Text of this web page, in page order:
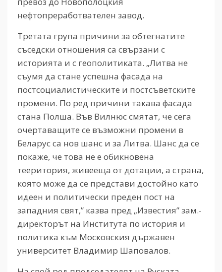
нефтопреработвателен завод.
Третата група причини за обтегнатите
съседски отношения са свързани с
историята и с геополитиката. „Литва не
съумя да стане успешна фасада на
постсоциалистическите и постсъветските
промени. По ред причини такава фасада
стана Полша. Във Вилнюс смятат, че сега
очертаващите се възможни промени в
Беларус са нов шанс и за Литва. Шанс да се
покаже, че това не е обикновена
тееритория, живееща от дотации, а страна,
която може да се представи достойно като
идеен и политически преден пост на
западния свят,” казва пред „Известия” зам.-
директорът на Института по история и
политика към Московския държавен
университет Владимир Шаповалов.